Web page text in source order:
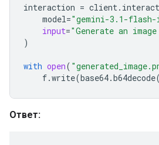
interaction = client.
model="gemini-3.1-flash-
input="Generate an
)
with open(
f.write(base64.b64decode(
Ответ: